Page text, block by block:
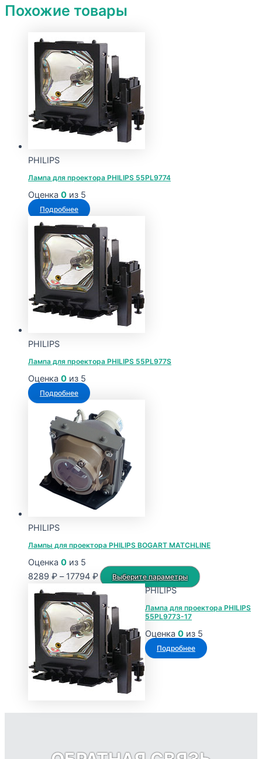
Похожие товары
PHILIPS
Лампа для проектора PHILIPS 55PL9774
Оценка 0 из 5
Подробнее
PHILIPS
Лампа для проектора PHILIPS 55PL977S
Оценка 0 из 5
Подробнее
PHILIPS
Лампы для проектора PHILIPS BOGART MATCHLINE
Оценка 0 из 5
8289 ₽ – 17794 ₽Диапазон
8289 ₽
17794 ₽
Выберите параметры
Этот
имеет
вариаций.
Опции
можно
товара.
PHILIPS
Лампа для проектора PHILIPS
55PL9773-17
Оценка 0 из 5
Подробнее